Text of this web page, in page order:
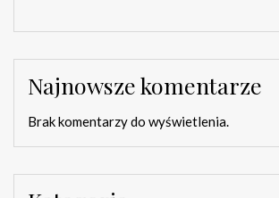
Najnowsze komentarze
Brak komentarzy do wyświetlenia.